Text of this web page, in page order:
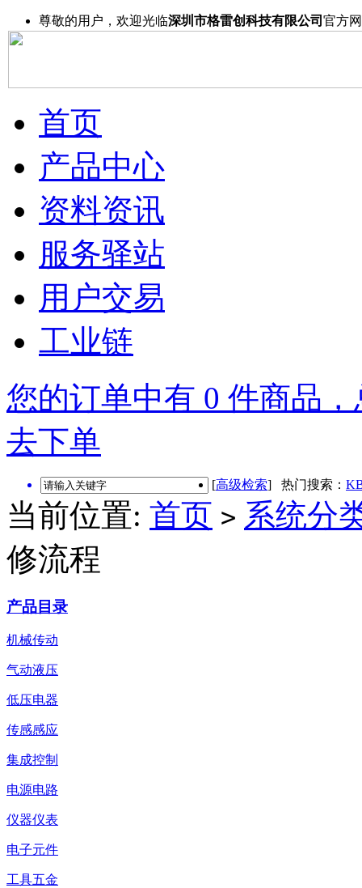
尊敬的用户，欢迎光临深圳市格雷创科技有限公司 官方
首页
产品中心
资料资讯
服务驿站
用户交易
工业链
您的订单中有 0 件商品
去下单
[高级检索] 热门搜索：
当前位置: 首页 > 系统分
修流程
产品目录
机械传动
气动液压
低压电器
传感感应
集成控制
电源电路
仪器仪表
电子元件
工具五金